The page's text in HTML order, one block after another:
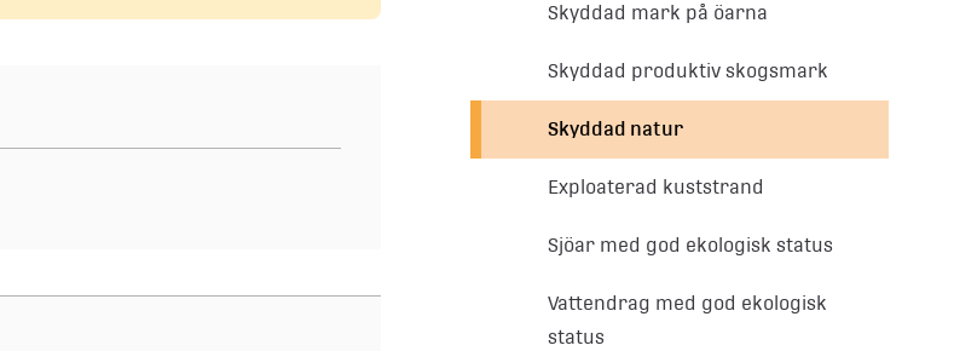
Skyddad mark på öarna
Skyddad produktiv skogsmark
Skyddad natur
Exploaterad kuststrand
Sjöar med god ekologisk status
Vattendrag med god ekologisk
status